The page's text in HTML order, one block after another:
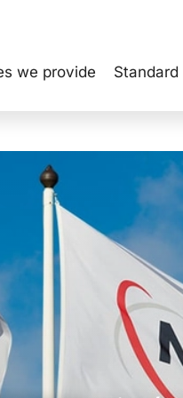
we provide